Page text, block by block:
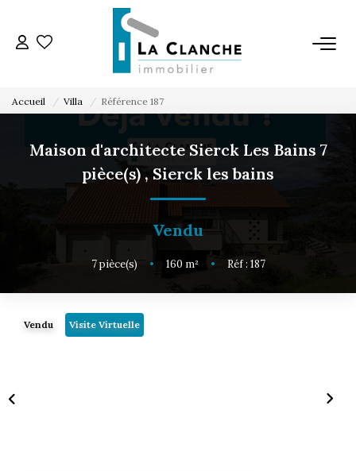
L'AGENCE
L'ÉQUIPE
VENTE
LOCATION
ESTIMATION
SERVICE LOCATION
Accueil Villa Référence 187
Maison d'architecte Sierck Les Bains 7
pièce(s) , Sierck les bains
Vendu
7pièce(s) • 160 m² • Réf : 187
Vendu Visite Virtuelle